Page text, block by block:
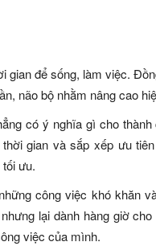
để sống, làm việc.
não bộ nhằm nâng cao
có ý nghĩa gì cho thành
gian và sắp xếp ưu
ưu.
công việc khó khăn
lại dành hàng giờ
việc của mình.